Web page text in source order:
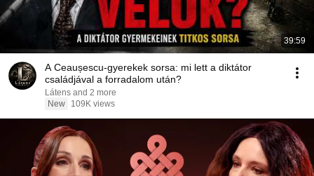
39:59
A Ceaușescu-gyerekek sorsa: mi lett a diktátor
családjával a forradalom után?
Látens and 2 more
New
109K views